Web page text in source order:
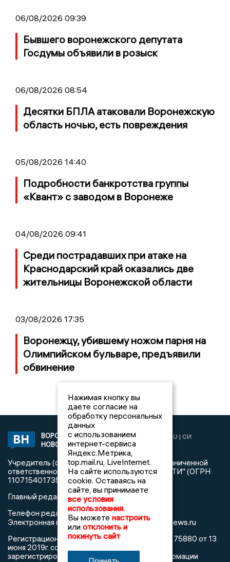
06/08/2026 09:39
Бывшего воронежского депутата
Госдумы объявили в розыск
06/08/2026 08:54
Десятки БПЛА атаковали Воронежскую
область ночью, есть повреждения
05/08/2026 14:40
Подробности банкротства группы
«Квант» с заводом в Воронеже
04/08/2026 09:41
Среди пострадавших при атаке на
Краснодарский край оказались две
жительницы Воронежской области
03/08/2026 17:35
Воронежцу, убившему ножом парня на
Олимпийском бульваре, предъявили
обвинение
ВОРОНЕЖСКИЕ
НОВОСТИ
2019 © VORONEZHNEWS.RU | СИ
«Воронежские новости»
Учредитель (соучредители): Общество с ограниченной
ответственностью "РЕГИОНАЛЬНЫЕ НОВОСТИ" (ОГРН
1107154017354)
Главный редактор: Пирогов А.А.
Телефон редакции: +7 (473) 262 77 92
Электронная почта редакции:info@voronezhnews.ru
Регистрационный номер: серия Эл № ФС 77 - 75880 от 13
июня 2019г. согласно выписке из реестра
зарегистрированных средств массовой информации
Нажимая кнопку вы
даете согласие на
обработку персональных
данных
с использованием
интернет-сервиса
Яндекс.Метрика,
top.mail.ru, LiveInternet.
На сайте используются
cookie. Оставаясь на
сайте, вы принимаете
все условия
использования.
Вы можете настроить
или отклонить и
покинуть сайт